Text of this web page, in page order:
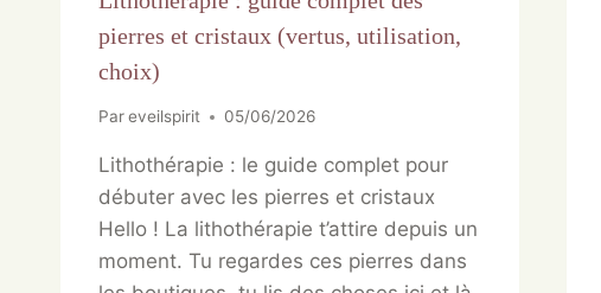
pierres et cristaux (vertus, utilisation,
choix)
Pareveilspirit 05/06/2026
Lithothérapie : le guide complet pour
débuter avec les pierres et cristaux
Hello ! La lithothérapie t’attire depuis un
moment. Tu regardes ces pierres dans